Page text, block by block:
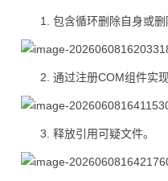
包含循环删除自身或删
通过注册COM组件实现
释放引用可疑文件。